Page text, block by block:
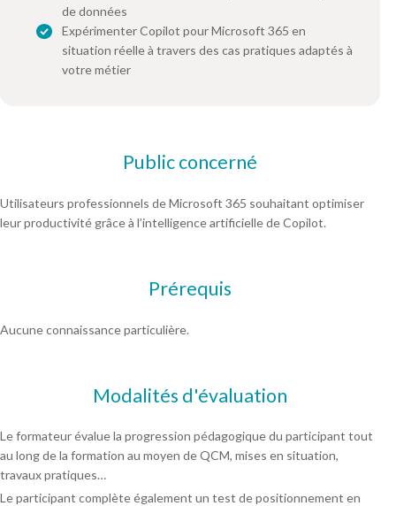
de données
Expérimenter Copilot pour Microsoft 365 en
situation réelle à travers des cas pratiques adaptés à
votre métier
Public concerné
Utilisateurs professionnels de Microsoft 365 souhaitant optimiser
leur productivité grâce à l’intelligence artificielle de Copilot.
Prérequis
Aucune connaissance particulière.
Modalités d'évaluation
Le formateur évalue la progression pédagogique du participant tout
au long de la formation au moyen de QCM, mises en situation,
travaux pratiques…
Le participant complète également un test de positionnement en